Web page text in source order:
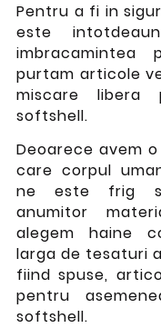
Pentru a fi in
este
imbracamintea
purtam articole
miscare libera
softshell.
Deoarece avem
care corpul
ne este frig si
anumitor
alegem haine
larga de tesaturi
fiind spuse,
pentru
softshell.